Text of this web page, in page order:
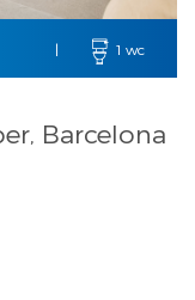
| 1 wc
Barcelona